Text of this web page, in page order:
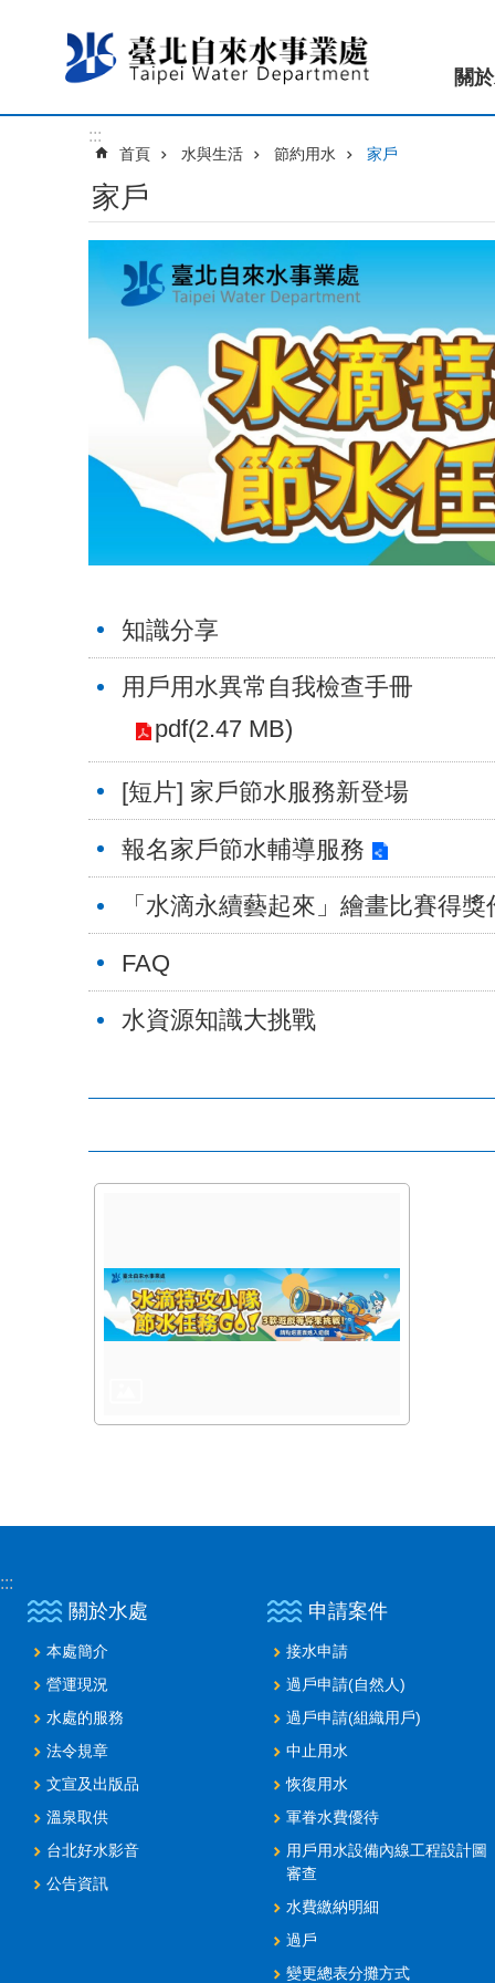
關
:::
首頁 水與生活 節約用水 家戶
家戶
知識分享
用戶用水異常自我檢查手冊
pdf(2.47 MB)
[短片] 家戶節水服務新登場
報名家戶節水輔導服務
「⽔滴永續藝起來」繪畫比賽得獎
FAQ
水資源知識大挑戰
:::
關於水處
本處簡介
營運現況
水處的服務
法令規章
文宣及出版品
溫泉取供
台北好水影音
公告資訊
申請案件
接水申請
過戶申請(自然人)
過戶申請(組織用戶)
中止用水
恢復用水
軍眷水費優待
用戶用水設備內線工程設計圖
審查
水費繳納明細
過戶
變更總表分攤方式